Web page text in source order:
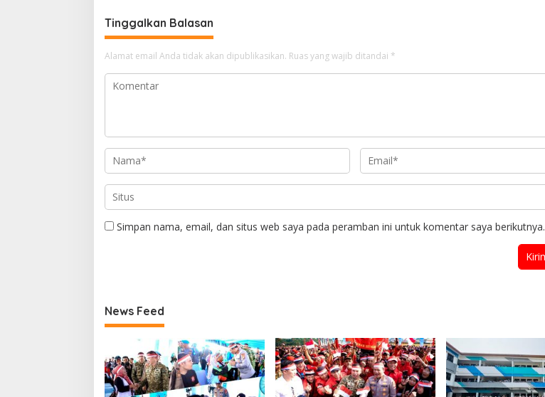
Tinggalkan Balasan
Alamat email Anda tidak akan dipublikasikan. Ruas yang wajib ditandai *
Simpan nama, email, dan situs web saya pada peramban ini untuk komentar saya berikutnya.
News Feed